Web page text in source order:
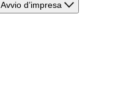
Avvio d’impresa